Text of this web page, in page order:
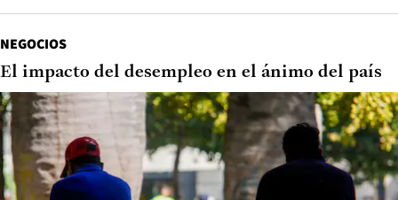
NEGOCIOS
El impacto del desempleo en el ánimo del país